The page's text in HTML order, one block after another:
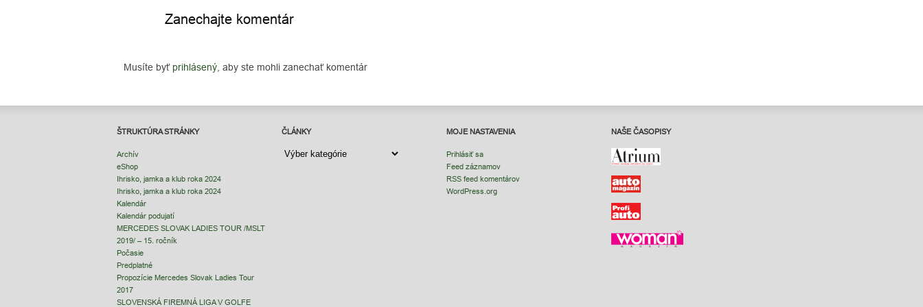
Zanechajte komentár
Musíte byť prihlásený, aby ste mohli zanechať komentár
ŠTRUKTÚRA STRÁNKY
Archív
eShop
Ihrisko, jamka a klub roka 2024
Ihrisko, jamka a klub roka 2024
Kalendár
Kalendár podujatí
MERCEDES SLOVAK LADIES TOUR /MSLT
2019/ – 15. ročník
Počasie
Predplatné
Propozície Mercedes Slovak Ladies Tour
2017
SLOVENSKÁ FIREMNÁ LIGA V GOLFE
ČLÁNKY
ČLÁNKY
MOJE NASTAVENIA
Prihlásiť sa
Feed záznamov
RSS feed komentárov
WordPress.org
NAŠE ČASOPISY